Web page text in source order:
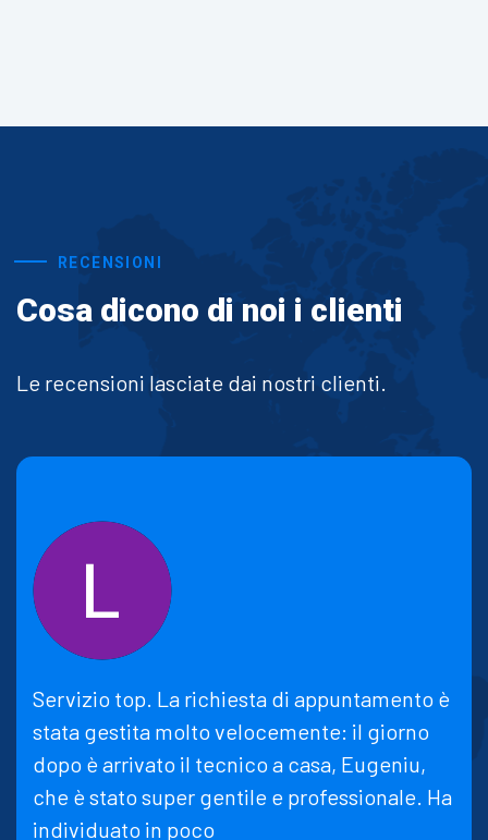
RECENSIONI
Cosa dicono di noi i clienti
Le recensioni lasciate dai nostri clienti.
Servizio top. La richiesta di appuntamento è
stata gestita molto velocemente: il giorno
dopo è arrivato il tecnico a casa, Eugeniu,
che è stato super gentile e professionale. Ha
individuato in poco